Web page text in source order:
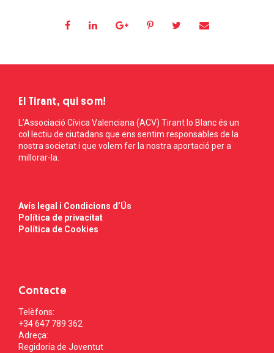
El Tirant, qui som!
L’Associació Cívica Valenciana (ACV) Tirant lo Blanc és un
col·lectiu de ciutadans que ens sentim responsables de la
nostra societat i que volem fer la nostra aportació per a
millorar-la.
Avís legal i Condicions d’Ús
Política de privacitat
Política de Cookies
Contacte
Telèfons:
+34 647 789 362
Adreça:
Regidoria de Joventut